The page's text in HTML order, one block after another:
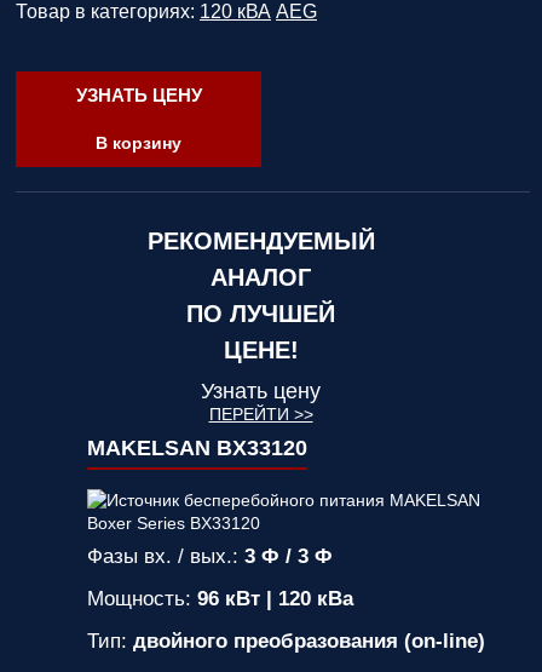
Товар в категориях: 120 кВА AEG
УЗНАТЬ ЦЕНУ
В корзину
РЕКОМЕНДУЕМЫЙ
АНАЛОГ
ПО ЛУЧШЕЙ
ЦЕНЕ!
Узнать цену
ПЕРЕЙТИ >>
MAKELSAN BX33120
Фазы вх. / вых.: 3 Ф / 3 Ф
Мощность: 96 кВт | 120 кВа
Тип: двойного преобразования (on-line)